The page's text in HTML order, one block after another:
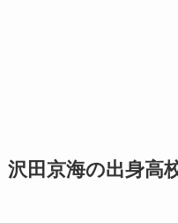
沢田京海の出身高